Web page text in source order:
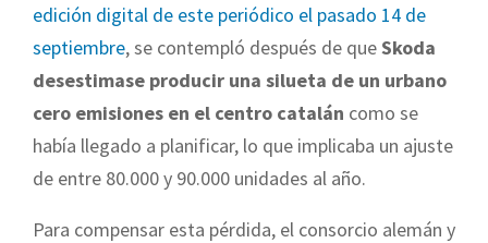
edición digital de este periódico el pasado 14 de
septiembre, se contempló después de queSkoda
desestimase producir una silueta de un urbano
cero emisiones en el centro catalán como se
había llegado a planificar, lo que implicaba un ajuste
de entre 80.000 y 90.000 unidades al año.
Para compensar esta pérdida, el consorcio alemán y